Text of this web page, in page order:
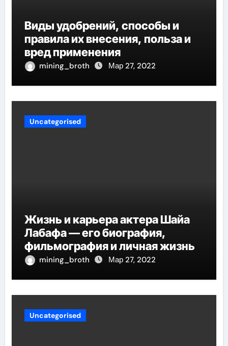
Виды удобрений, способы и
правила их внесения, польза и
вред применения
mining_broth Мар 27, 2022
Uncategorised
Жизнь и карьера актера Шайа
Лабафа — его биография,
фильмография и личная жизнь
mining_broth Мар 27, 2022
Uncategorised